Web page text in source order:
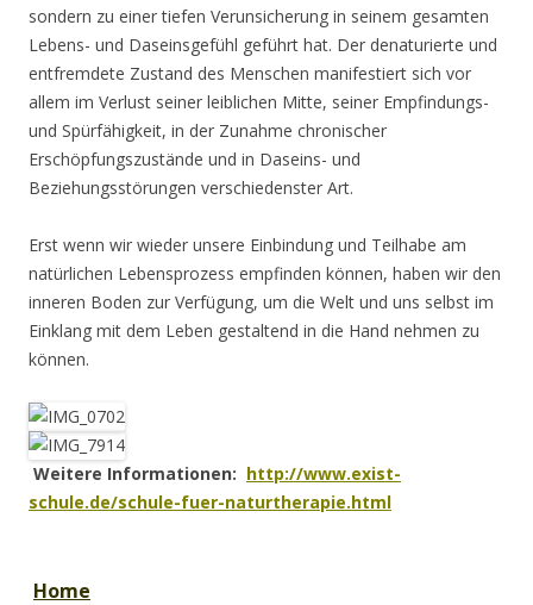
sondern zu einer tiefen Verunsicherung in seinem gesamten
Lebens- und Daseinsgefühl geführt hat. Der denaturierte und
entfremdete Zustand des Menschen manifestiert sich vor
allem im Verlust seiner leiblichen Mitte, seiner Empfindungs-
und Spürfähigkeit, in der Zunahme chronischer
Erschöpfungszustände und in Daseins- und
Beziehungsstörungen verschiedenster Art.
Erst wenn wir wieder unsere Einbindung und Teilhabe am
natürlichen Lebensprozess empfinden können, haben wir den
inneren Boden zur Verfügung, um die Welt und uns selbst im
Einklang mit dem Leben gestaltend in die Hand nehmen zu
können.
Weitere Informationen: http://www.exist-
schule.de/schule-fuer-naturtherapie.html
Home